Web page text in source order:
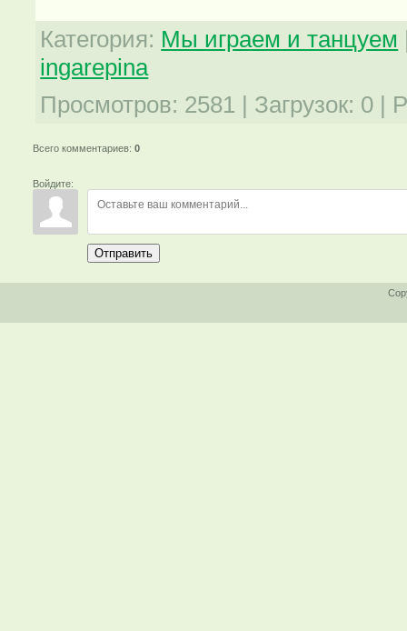
Категория: Мы играем и танцуем
ingarepina
Просмотров: 2581 | Загрузок: 0 |
Всего комментариев:0
Войдите:
Отправить